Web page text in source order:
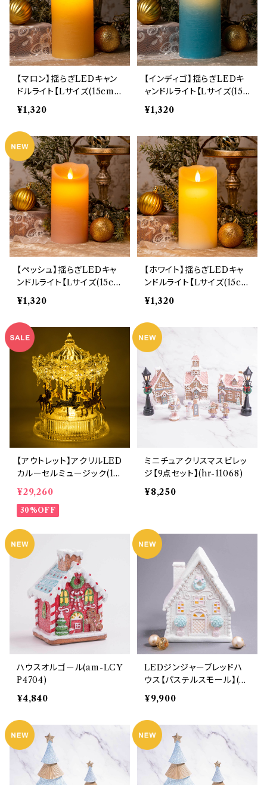
【マロン】揺らぎLEDキャン
ドルライト【Lサイズ(15cm)】
(10373)
¥1,320
【インディゴ】揺らぎLEDキ
ャンドルライト【Lサイズ(15c
m)】(10377)
¥1,320
【ペッシュ】揺らぎLEDキャ
ンドルライト【Lサイズ(15c
m)】 (10375)
¥1,320
【ホワイト】揺らぎLEDキャ
ンドルライト【Lサイズ(15c
m)】 (8331)
¥1,320
【アウトレット】アクリルLED
カルーセルミュージック(10
¥29,260
30%OFF
ミニチュアクリスマスビレッ
ジ【9点セット】(hr-11068)
¥8,250
ハウスオルゴール(am-LCY
P4704)
¥4,840
LEDジンジャーブレッドハ
ウス【パステルスモール】(hr
¥9,900